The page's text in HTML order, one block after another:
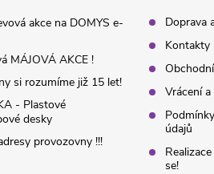
akce na DOMYS e-
MÁJOVÁ AKCE !
si rozumíme již 15 let!
- Plastové
desky
provozovny !!!
Doprava
Kontakty
Vrácení
údajů
se!